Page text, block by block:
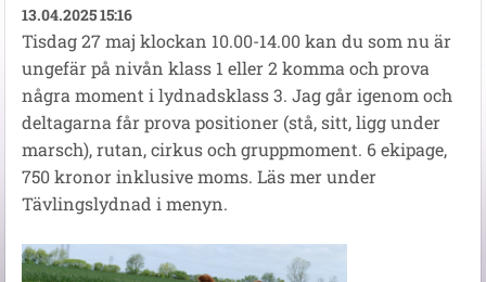
13.04.2025 15:16
Tisdag 27 maj klockan 10.00-14.00 kan du som nu är
ungefär på nivån klass 1 eller 2 komma och prova
några moment i lydnadsklass 3. Jag går igenom och
deltagarna får prova positioner (stå, sitt, ligg under
marsch), rutan, cirkus och gruppmoment. 6 ekipage,
750 kronor inklusive moms. Läs mer under
Tävlingslydnad i menyn.